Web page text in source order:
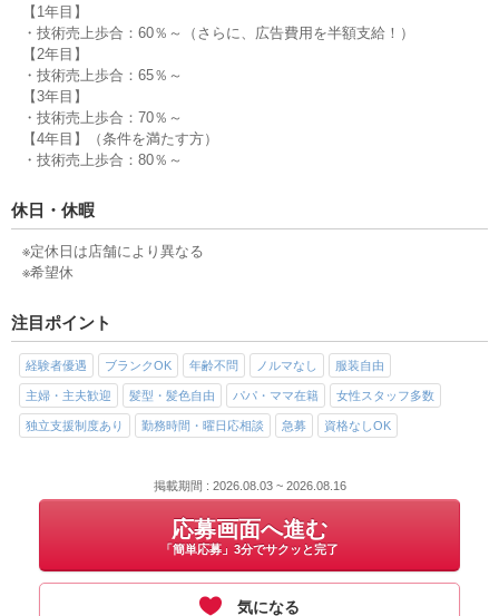
【1年目】
・技術売上歩合：60％～（さらに、広告費用を半額支給！）
【2年目】
・技術売上歩合：65％～
【3年目】
・技術売上歩合：70％～
【4年目】（条件を満たす方）
・技術売上歩合：80％～
休日・休暇
※定休日は店舗により異なる
※希望休
注目ポイント
経験者優遇 ブランクOK 年齢不問 ノルマなし 服装自由
主婦・主夫歓迎 髪型・髪色自由 パパ・ママ在籍 女性スタッフ多数
独立支援制度あり 勤務時間・曜日応相談 急募 資格なしOK
掲載期間 : 2026.08.03 ~ 2026.08.16
応募画面へ進む
「簡単応募」3分でサクッと完了
気になる